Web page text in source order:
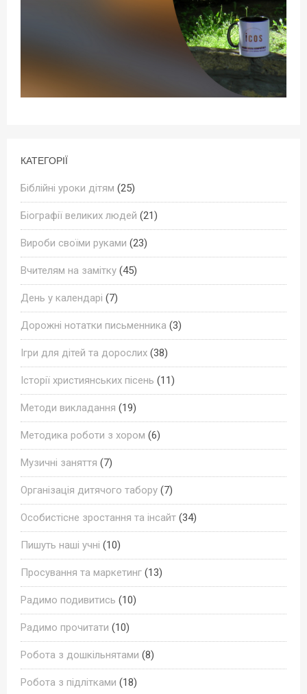
КАТЕГОРІЇ
Біблійні уроки дітям (25)
Біографії великих людей (21)
Вироби своїми руками (23)
Вчителям на замітку (45)
День у календарі (7)
Дорожні нотатки письменника (3)
Ігри для дітей та дорослих (38)
Історії християнських пісень (11)
Методи викладання (19)
Методика роботи з хором (6)
Музичні заняття (7)
Організація дитячого табору (7)
Особистісне зростання та інсайт (34)
Пишуть наші учні (10)
Просування та маркетинг (13)
Радимо подивитись (10)
Радимо прочитати (10)
Робота з дошкільнятами (8)
Робота з підлітками (18)